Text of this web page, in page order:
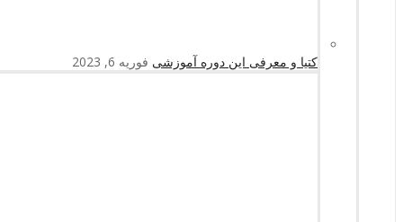
کتیا و معرفی این دوره آموزشی فوریه 6, 2023